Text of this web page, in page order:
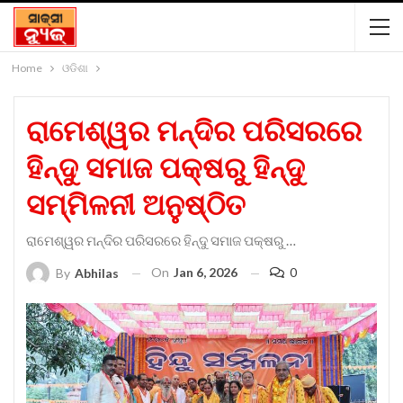
Home ଓଡିଶା
ରାମେଶ୍ୱର ମନ୍ଦିର ପରିସରରେ
ହିନ୍ଦୁ ସମାଜ ପକ୍ଷରୁ ହିନ୍ଦୁ
ସମ୍ମିଳନୀ ଅନୁଷ୍ଠିତ
ରାମେଶ୍ୱର ମନ୍ଦିର ପରିସରରେ ହିନ୍ଦୁ ସମାଜ ପକ୍ଷରୁ …
By Abhilas On Jan 6, 2026 0